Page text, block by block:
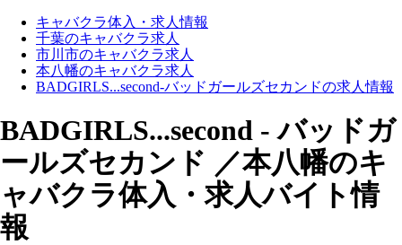
キャバクラ体入・求人情報
千葉のキャバクラ求人
市川市のキャバクラ求人
本八幡のキャバクラ求人
BADGIRLS...second-バッドガールズセカンドの求人情報
BADGIRLS...second - バッドガ
ールズセカンド ／本八幡のキ
ャバクラ体入・求人バイト情
報